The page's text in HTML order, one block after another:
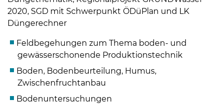
2020, SGD mit Schwerpunkt ÖDüPlan und LK
Düngerechner
Feldbegehungen zum Thema boden- und
gewässerschonende Produktionstechnik
Boden, Bodenbeurteilung, Humus,
Zwischenfruchtanbau
Bodenuntersuchungen